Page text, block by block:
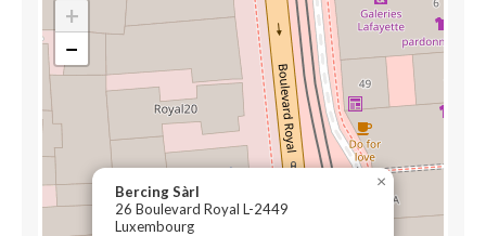
Bercing Sàrl
26 Boulevard Royal L-2449
Luxembourg
×
+
−